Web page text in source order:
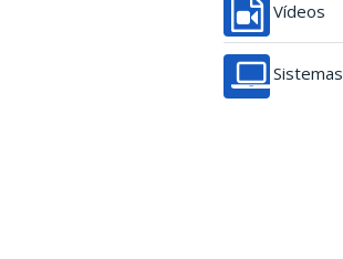
Vídeos
Sistemas